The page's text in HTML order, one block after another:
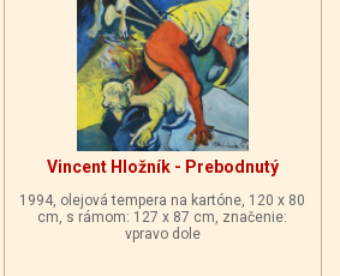
Vincent Hložník - Prebodnutý
1994, olejová tempera na kartóne, 120 x 80
cm, s rámom: 127 x 87 cm, značenie:
vpravo dole